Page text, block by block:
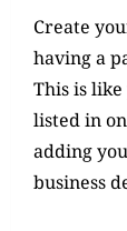
Create
having a
This is
listed in
adding
business